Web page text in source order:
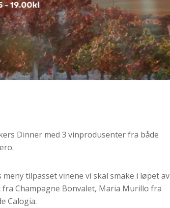
Dinner med 3 vinprodusenter fra både
tilpasset vinene vi skal smake i løpet av
Champagne Bonvalet, Maria Murillo fra
Calogia.